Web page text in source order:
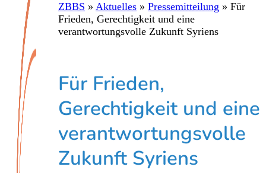
ZBBS » Aktuelles » Pressemitteilung » Für
Frieden, Gerechtigkeit und eine
verantwortungsvolle Zukunft Syriens
Für Frieden,
Gerechtigkeit und eine
verantwortungsvolle
Zukunft Syriens